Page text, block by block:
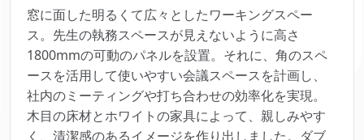
窓に面した明るくて広々としたワーキングスペー
ス。先生の執務スペースが見えないように高さ
1800mmの可動のパネルを設置。それに、角のスペ
ースを活用して使いやすい会議スペースを計画し、
社内のミーティングや打ち合わせの効率化を実現。
木目の床材とホワイトの家具によって、親しみやす
く、清潔感のあるイメージを作り出しました。ダブ